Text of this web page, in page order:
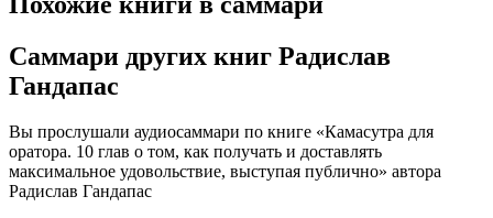
Саммари других книг Радислав
Гандапас
Вы прослушали аудиосаммари по книге «Камасутра для
оратора. 10 глав о том, как получать и доставлять
максимальное удовольствие, выступая публично» автора
Радислав Гандапас